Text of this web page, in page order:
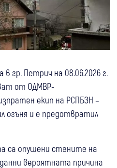
гр. Петрич на 08.06.2026 г.
от ОДМВР-
екип на РСПБЗН –
огъня и е предотвратил
са опушени стените на
вероятната причина